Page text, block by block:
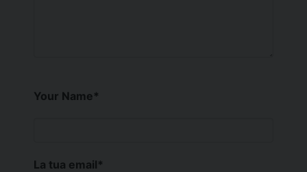
Your Name*
La tua email*